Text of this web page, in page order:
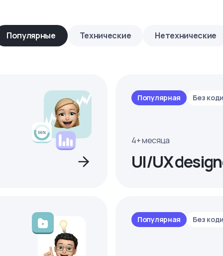
Популярные Технические Нетехнические
Популярная Без
4+ месяца
UI/UX
Популярная Без